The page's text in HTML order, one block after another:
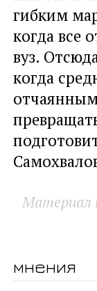
гибким
когда все
вуз.
когда
Материал
мнения